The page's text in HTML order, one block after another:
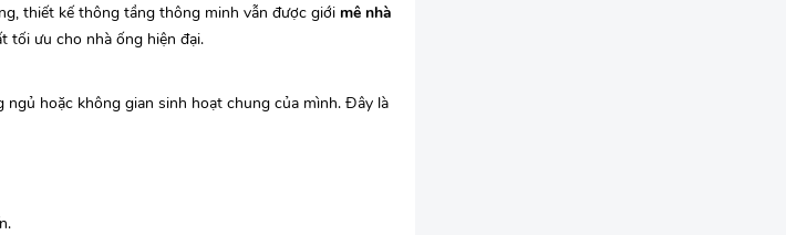
thiết kế thông tầng thông minh vẫn được giới mê nhà
tối ưu cho nhà ống hiện đại.
hoặc không gian sinh hoạt chung của mình. Đây là